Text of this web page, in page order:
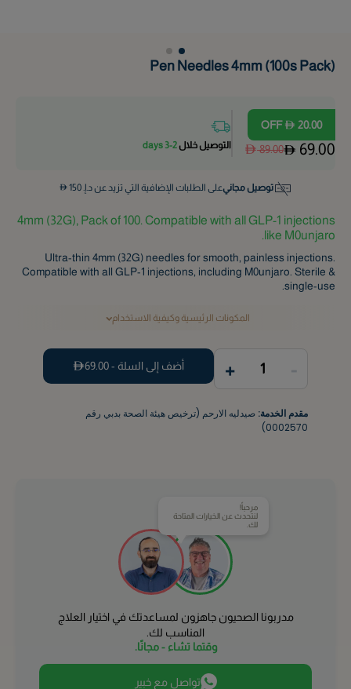
Pen Needles 4mm (100s Pack)
20.00
OFF
69.00
89.00 التوصيل خلال 2-3 days
توصيل مجانيعلى الطلبات الإضافية التي تزيد عن د.إ.150
4mm (32G), Pack of 100. Compatible with all GLP-1 injections
like M0unjaro.
Ultra-thin 4mm (32G) needles for smooth, painless injections.
Compatible with all GLP-1 injections, including M0unjaro. Sterile &
single-use.
المكونات الرئيسية وكيفية الاستخدام
-
1
+ أضف إلى السلة -69.00
مقدم الخدمة: صيدليه الارحم (ترخيص هيئة الصحة بدبي رقم
0002570)
مرحباً!
لنتحدث عن الخيارات المتاحة
لك.
مدربونا الصحيون جاهزون لمساعدتك في اختيار العلاج
المناسب لك.
وقتما تشاء - مجانًا.
تواصل مع خبير